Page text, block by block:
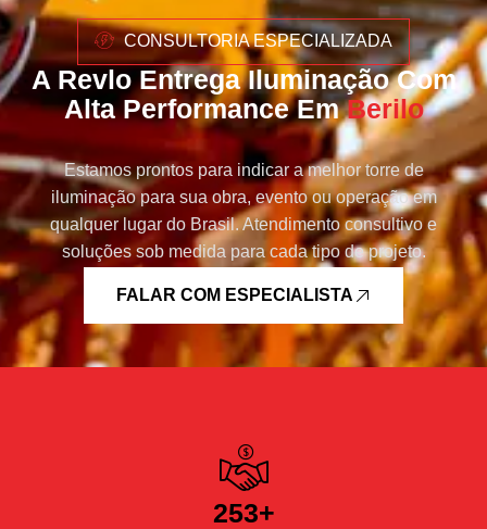
CONSULTORIA ESPECIALIZADA
A Revlo Entrega Iluminação Com
Alta Performance EmBerilo
Estamos prontos para indicar a melhor torre de
iluminação para sua obra, evento ou operação em
qualquer lugar do Brasil. Atendimento consultivo e
soluções sob medida para cada tipo de projeto.
FALAR COM ESPECIALISTA
253+